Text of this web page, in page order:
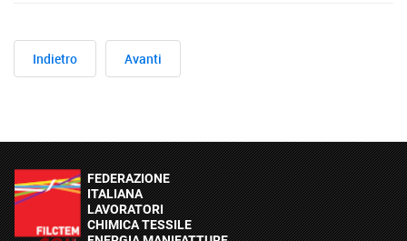
Indietro Avanti